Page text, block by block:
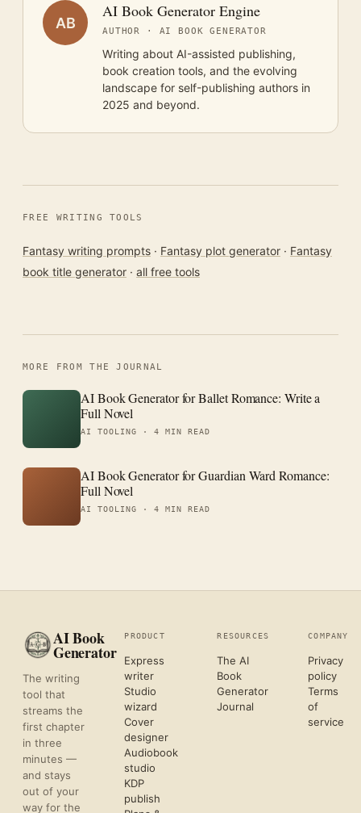
AB
AI Book Generator Engine
AUTHOR · AI BOOK GENERATOR
Writing about AI-assisted publishing,
book creation tools, and the evolving
landscape for self-publishing authors in
2025 and beyond.
FREE WRITING TOOLS
Fantasy writing prompts · Fantasy plot generator · Fantasy
book title generator · all free tools
MORE FROM THE JOURNAL
AI Book Generator for Ballet Romance: Write a
Full Novel
AI TOOLING · 4 MIN READ
AI Book Generator for Guardian Ward Romance:
Full Novel
AI TOOLING · 4 MIN READ
AI Book
Generator
The writing
tool that
streams the
first chapter
in three
minutes —
and stays
out of your
way for the
PRODUCT
Express
writer
Studio
wizard
Cover
designer
Audiobook
studio
KDP
publish
RESOURCES
The AI
Book
Generator
Journal
COMPANY
Privacy
policy
Terms
of
service